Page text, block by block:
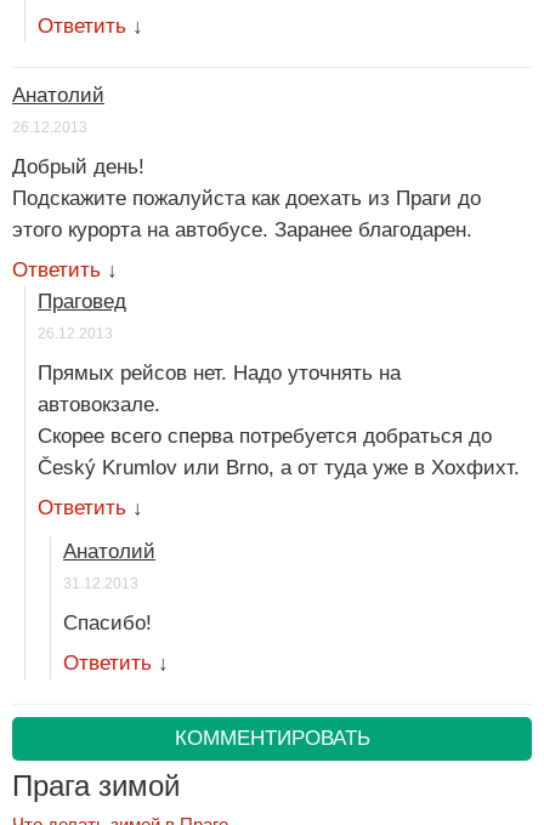
Ответить ↓
Анатолий
26.12.2013
Добрый день!
Подскажите пожалуйста как доехать из Праги до
этого курорта на автобусе. Заранее благодарен.
Ответить ↓
Праговед
26.12.2013
Прямых рейсов нет. Надо уточнять на
автовокзале.
Скорее всего сперва потребуется добраться до
Český Krumlov или Brno, а от туда уже в Хохфихт.
Ответить ↓
Анатолий
31.12.2013
Спасибо!
Ответить ↓
КОММЕНТИРОВАТЬ
Прага зимой